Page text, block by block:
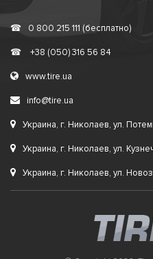
☎ 0 800 215 111 (бесплатно)
☎ +38 (050) 316 56 84
www.tire.ua
info@tire.ua
Украина, г. Николаев, ул.
Украина, г. Николаев, ул.
Украина, г. Николаев, ул.